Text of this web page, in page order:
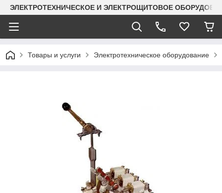
ЭЛЕКТРОТЕХНИЧЕСКОЕ И ЭЛЕКТРОЩИТОВОЕ
Товары и услуги Электротехническое оборудование